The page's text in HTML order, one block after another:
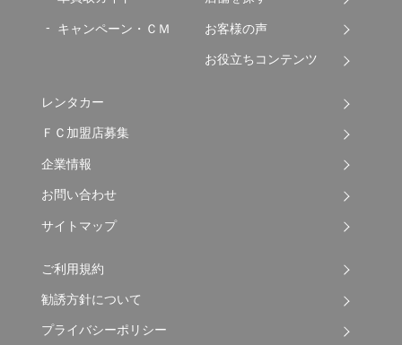
キャンペーン・ＣＭ お客様の声
お役立ちコンテンツ
レンタカー
ＦＣ加盟店募集
企業情報
お問い合わせ
サイトマップ
ご利用規約
勧誘方針について
プライバシーポリシー